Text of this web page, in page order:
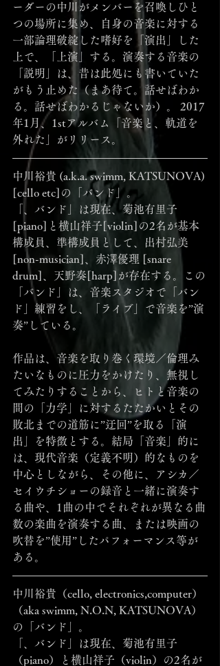
ーダーの中川がメンバーを召喚しひと
つの場所に集め、自身の音楽に対する
一部論理破綻した嗜好を「演出」した
上で、「上演」する。演奏する音楽の
「説明」は、昔は此処にも書いていた
がもう止めた（まあ待て。話せばわか
る。話せばわかるじゃないか）。 2017
年1月、1stアルバム「音楽と、軌道を
外れた」がリリース。
中川裕貴 (a.k.a. swimm, KATSUNOVA)
[cello etc]の「バンド」。
「、バンド」は現在、菊池有里子
[piano]と横山祥子[violin]の2名が基本
構成員、準構成員として、出村弘美
[non-musician]、赤澤優理 [snare
drum]、天野奏[harp]が存在する。この
「バンド」は、音楽スタジオで「バン
ド」練習をし、「ライブ」で音楽を”演
奏”している。
作品は、音楽を取り巻く環境／倫理み
たいなものに圧力をかけたり、無視し
てみたりすることから、ヒトと音楽の
間の「力学」に対するたたかいとその
敗北までの道筋に”迂回”を取る「演
出」を特徴とする。結局「音楽」的に
は、現代音楽（定義不明）的なものを
中心としながら、その他に、アシカ／
セイウチショーの録音と一緒に演奏す
る曲や、1曲の中でそれぞれが異なる曲
数の楽曲を演奏する曲、または映画の
吹替を”使用”したパフォーマンス等が
ある。
中川裕貴（cello, electronics,computer）
（aka swimm, N.O.N, KATSUNOVA）
の「バンド」。
「、バンド」は現在、菊池有里子
（piano）と横山祥子（violin）の2名が